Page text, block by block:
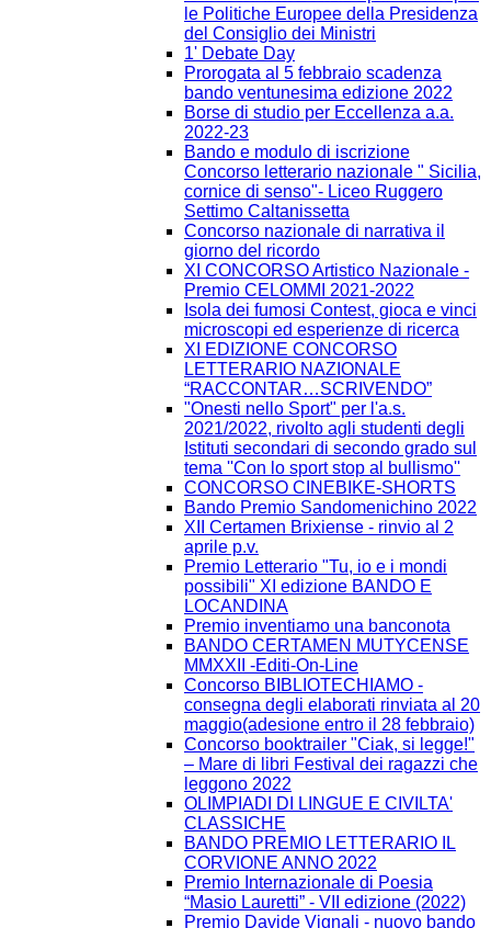
le Politiche Europee della Presidenza
del Consiglio dei Ministri
1' Debate Day
Prorogata al 5 febbraio scadenza
bando ventunesima edizione 2022
Borse di studio per Eccellenza a.a.
2022-23
Bando e modulo di iscrizione
Concorso letterario nazionale " Sicilia,
cornice di senso"- Liceo Ruggero
Settimo Caltanissetta
Concorso nazionale di narrativa il
giorno del ricordo
XI CONCORSO Artistico Nazionale -
Premio CELOMMI 2021-2022
Isola dei fumosi Contest, gioca e vinci
microscopi ed esperienze di ricerca
XI EDIZIONE CONCORSO
LETTERARIO NAZIONALE
“RACCONTAR…SCRIVENDO”
"Onesti nello Sport" per l'a.s.
2021/2022, rivolto agli studenti degli
Istituti secondari di secondo grado sul
tema ''Con lo sport stop al bullismo''
CONCORSO CINEBIKE-SHORTS
Bando Premio Sandomenichino 2022
XII Certamen Brixiense - rinvio al 2
aprile p.v.
Premio Letterario "Tu, io e i mondi
possibili" XI edizione BANDO E
LOCANDINA
Premio inventiamo una banconota
BANDO CERTAMEN MUTYCENSE
MMXXII -Editi-On-Line
Concorso BIBLIOTECHIAMO -
consegna degli elaborati rinviata al 20
maggio(adesione entro il 28 febbraio)
Concorso booktrailer "Ciak, si legge!"
– Mare di libri Festival dei ragazzi che
leggono 2022
OLIMPIADI DI LINGUE E CIVILTA'
CLASSICHE
BANDO PREMIO LETTERARIO IL
CORVIONE ANNO 2022
Premio Internazionale di Poesia
“Masio Lauretti” - VII edizione (2022)
Premio Davide Vignali - nuovo bando